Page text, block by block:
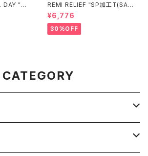
DAY "A
REMI RELIEF "SP加工T(SAC
RAMENT)"
¥6,776
30%OFF
CATEGORY